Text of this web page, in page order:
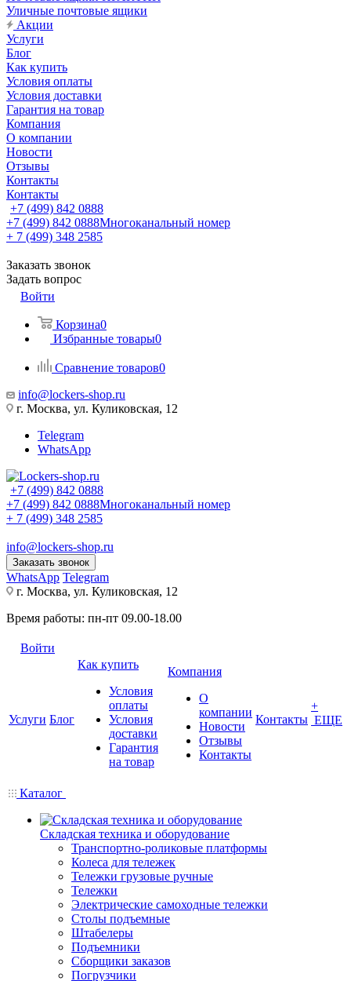
Уличные почтовые ящики
Акции
Услуги
Блог
Как купить
Условия оплаты
Условия доставки
Гарантия на товар
Компания
О компании
Новости
Отзывы
Контакты
Контакты
+7 (499) 842 0888
+7 (499) 842 0888Многоканальный номер
+ 7 (499) 348 2585
Заказать звонок
Задать вопрос
Войти
Корзина0
Избранные товары0
Сравнение товаров0
info@lockers-shop.ru
г. Москва, ул. Куликовская, 12
Telegram
WhatsApp
+7 (499) 842 0888
+7 (499) 842 0888Многоканальный номер
+ 7 (499) 348 2585
info@lockers-shop.ru
Заказать звонок
WhatsApp Telegram
г. Москва, ул. Куликовская, 12
Время работы: пн-пт 09.00-18.00
Войти
Услуги Блог
Как купить
Условия
оплаты
Условия
доставки
Гарантия
на товар
Компания
О
компании
Новости
Отзывы
Контакты
Контакты
+
ЕЩЕ
Каталог
Складская техника и оборудование
Транспортно-роликовые платформы
Колеса для тележек
Тележки грузовые ручные
Тележки
Электрические самоходные тележки
Столы подъемные
Штабелеры
Подъемники
Сборщики заказов
Погрузчики